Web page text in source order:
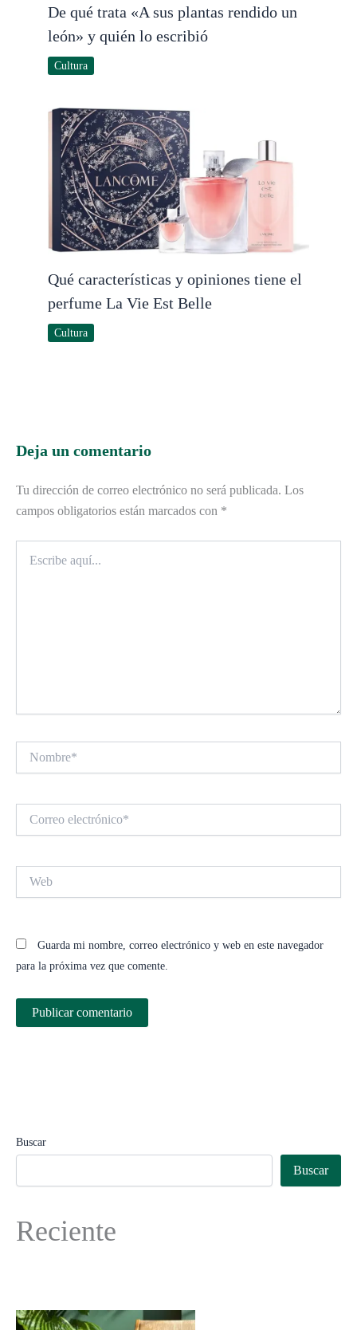
De qué trata «A sus plantas rendido un
león» y quién lo escribió
Cultura
Qué características y opiniones tiene el
perfume La Vie Est Belle
Cultura
Deja un comentario
Tu dirección de correo electrónico no será publicada. Los
campos obligatorios están marcados con *
aquí...
electrónico*
Guarda mi nombre, correo electrónico y web en este navegador
para la próxima vez que comente.
Buscar
Buscar
Reciente